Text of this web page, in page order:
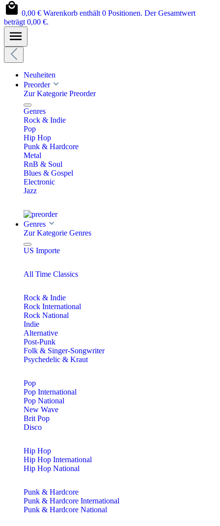
0,00 € Warenkorb enthält 0 Positionen. Der Gesamtwert
beträgt 0,00 €.
Neuheiten
Preorder
Zur Kategorie Preorder
Genres
Rock & Indie
Pop
Hip Hop
Punk & Hardcore
Metal
RnB & Soul
Blues & Gospel
Electronic
Jazz
Genres
Zur Kategorie Genres
US Importe
All Time Classics
Rock & Indie
Rock International
Rock National
Indie
Alternative
Post-Punk
Folk & Singer-Songwriter
Psychedelic & Kraut
Pop
Pop International
Pop National
New Wave
Brit Pop
Disco
Hip Hop
Hip Hop International
Hip Hop National
Punk & Hardcore
Punk & Hardcore International
Punk & Hardcore National